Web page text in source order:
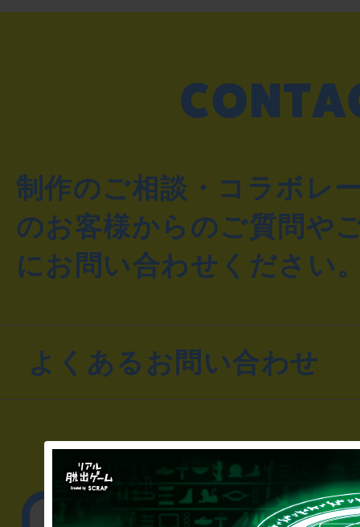
制作のご相談・コラボレ
のお客様からのご質問や
にお問い合わせください
よくあるお問い合わせ
▼一般のお客様